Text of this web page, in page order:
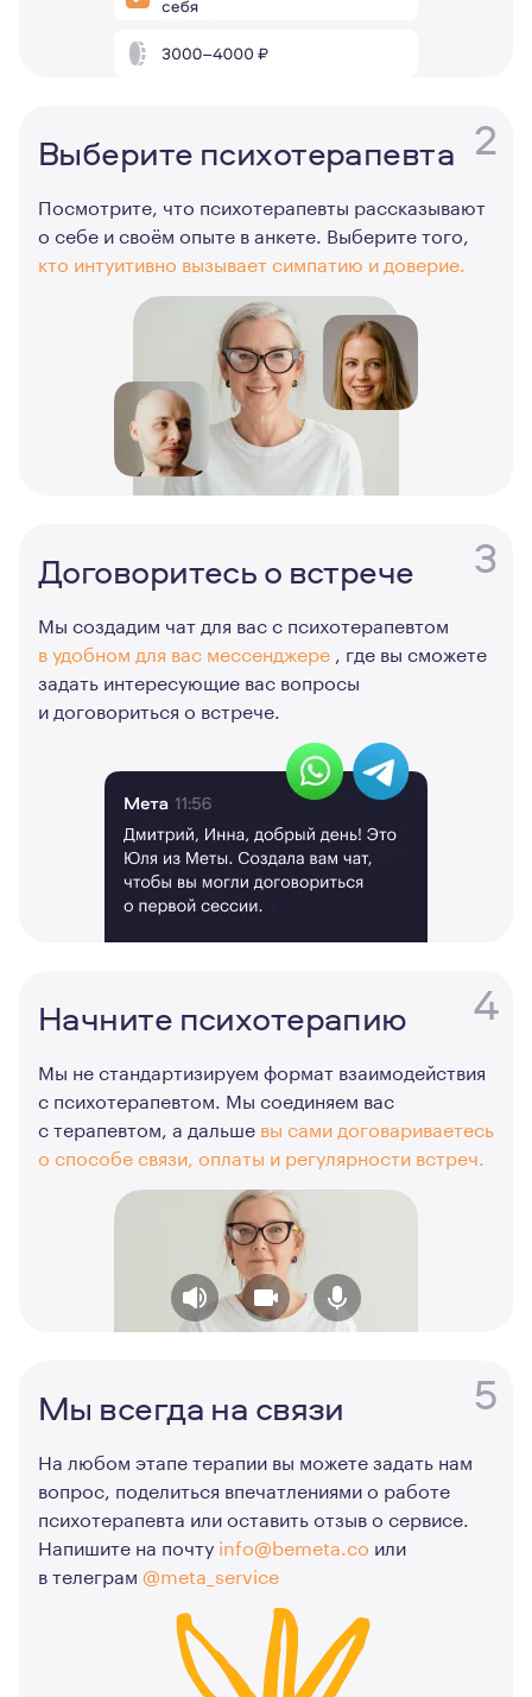
2
Выберите психотерапевта
Посмотрите, что психотерапевты рассказывают
о себе и своём опыте в анкете. Выберите того,
кто интуитивно вызывает симпатию и доверие.
3
Договоритесь о встрече
Мы создадим чат для вас с психотерапевтом
в удобном для вас мессенджере , где вы сможете
задать интересующие вас вопросы
и договориться о встрече.
4
Начните психотерапию
Мы не стандартизируем формат взаимодействия
с психотерапевтом. Мы соединяем вас
с терапевтом, а дальше вы сами договариваетесь
о способе связи, оплаты и регулярности встреч.
5
Мы всегда на связи
На любом этапе терапии вы можете задать нам
вопрос, поделиться впечатлениями о работе
психотерапевта или оставить отзыв о сервисе.
Напишите на почту info@bemeta.co или
в телеграм @meta_service